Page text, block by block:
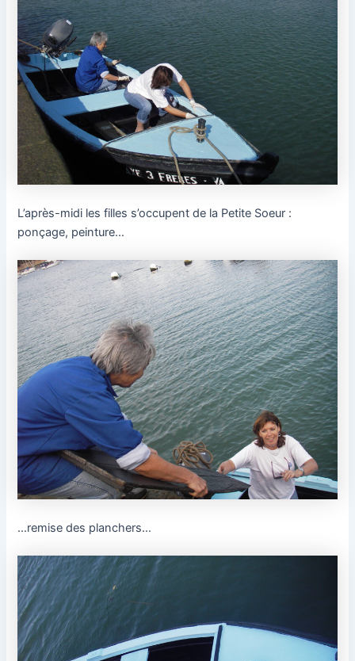
L’après-midi les filles s’occupent de la Petite Soeur :
ponçage, peinture…
…remise des planchers…